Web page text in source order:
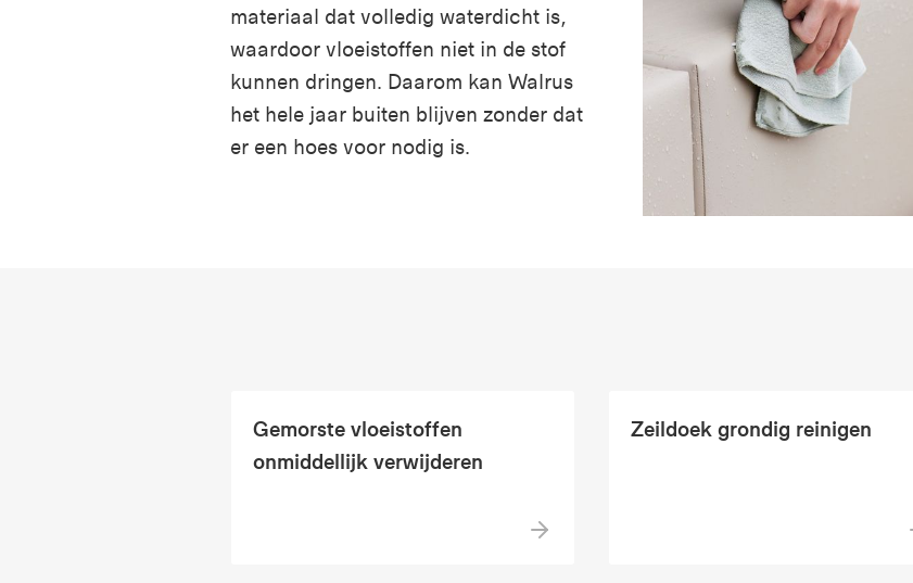
materiaal dat volledig waterdicht is,
waardoor vloeistoffen niet in de stof
kunnen dringen. Daarom kan Walrus
het hele jaar buiten blijven zonder dat
er een hoes voor nodig is.
Gemorste vloeistoffen
onmiddellijk verwijderen
Zeildoek grondig reinigen